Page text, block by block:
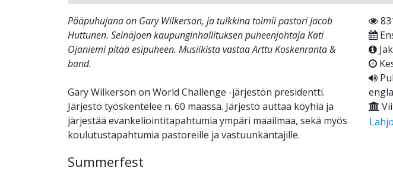
Pääpuhujana on Gary Wilkerson, ja tulkkina toimii pastori Jacob
Huttunen. Seinäjoen kaupunginhallituksen puheenjohtaja Kati
Ojaniemi pitää esipuheen. Musiikista vastaa Arttu Koskenranta &
band.
Gary Wilkerson on World Challenge -järjestön presidentti.
Järjestö työskentelee n. 60 maassa. Järjestö auttaa köyhiä ja
järjestää evankeliointitapahtumia ympäri maailmaa, sekä myös
koulutustapahtumia pastoreille ja vastuunkantajille.
Summerfest